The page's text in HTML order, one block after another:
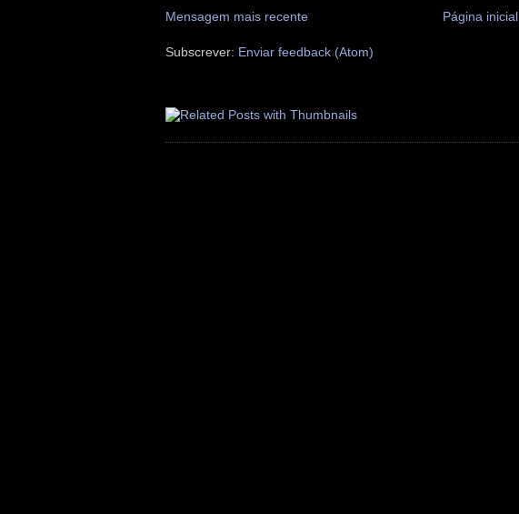
Mensagem mais recente Página inicial
Subscrever: Enviar feedback (Atom)